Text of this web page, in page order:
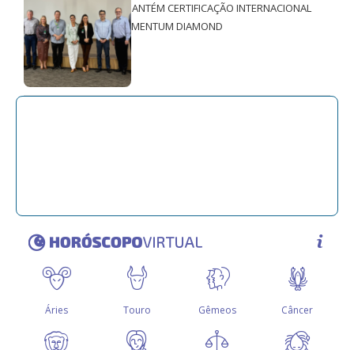
MANTÉM CERTIFICAÇÃO INTERNACIONAL
QMENTUM DIAMOND